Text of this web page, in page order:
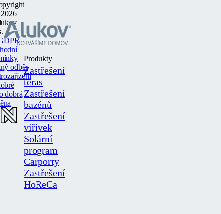
Produkty
Zastřešení
teras
Zastřešení
bazénů
Zastřešení
vířivek
Solární
program
Carporty
Zastřešení
HoReCa
odběr
dobrá